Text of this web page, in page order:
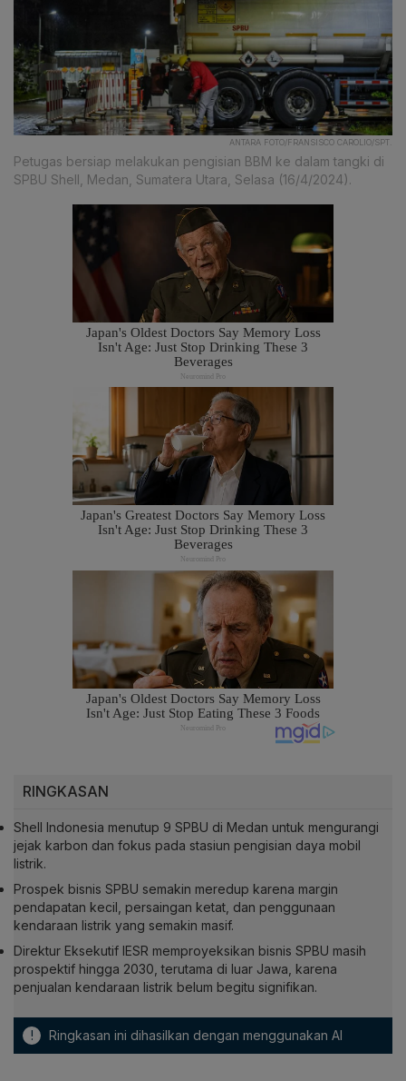
ANTARA FOTO/FRANSISCO CAROLIO/SPT.
Petugas bersiap melakukan pengisian BBM ke dalam tangki di
SPBU Shell, Medan, Sumatera Utara, Selasa (16/4/2024).
RINGKASAN
Shell Indonesia menutup 9 SPBU di Medan untuk mengurangi
jejak karbon dan fokus pada stasiun pengisian daya mobil
listrik.
Prospek bisnis SPBU semakin meredup karena margin
pendapatan kecil, persaingan ketat, dan penggunaan
kendaraan listrik yang semakin masif.
Direktur Eksekutif IESR memproyeksikan bisnis SPBU masih
prospektif hingga 2030, terutama di luar Jawa, karena
penjualan kendaraan listrik belum begitu signifikan.
! Ringkasan ini dihasilkan dengan menggunakan AI